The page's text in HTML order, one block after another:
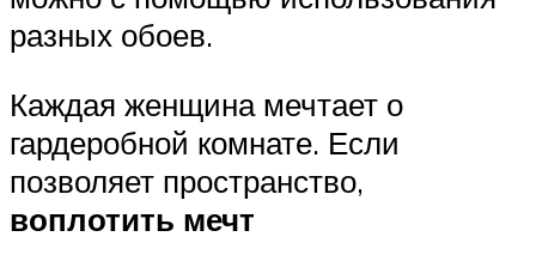
разных обоев.
Каждая женщина мечтает о
гардеробной комнате. Если
позволяет пространство,
воплотить мечт